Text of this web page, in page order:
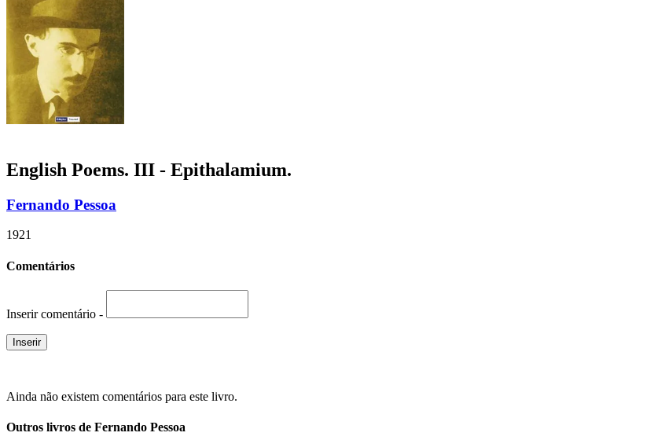
English Poems. III - Epithalamium.
Fernando Pessoa
1921
Comentários
Inserir comentário -
Ainda não existem comentários para este livro.
Outros livros de Fernando Pessoa